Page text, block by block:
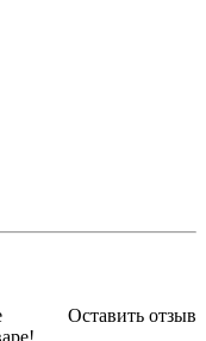
Оставить отзыв